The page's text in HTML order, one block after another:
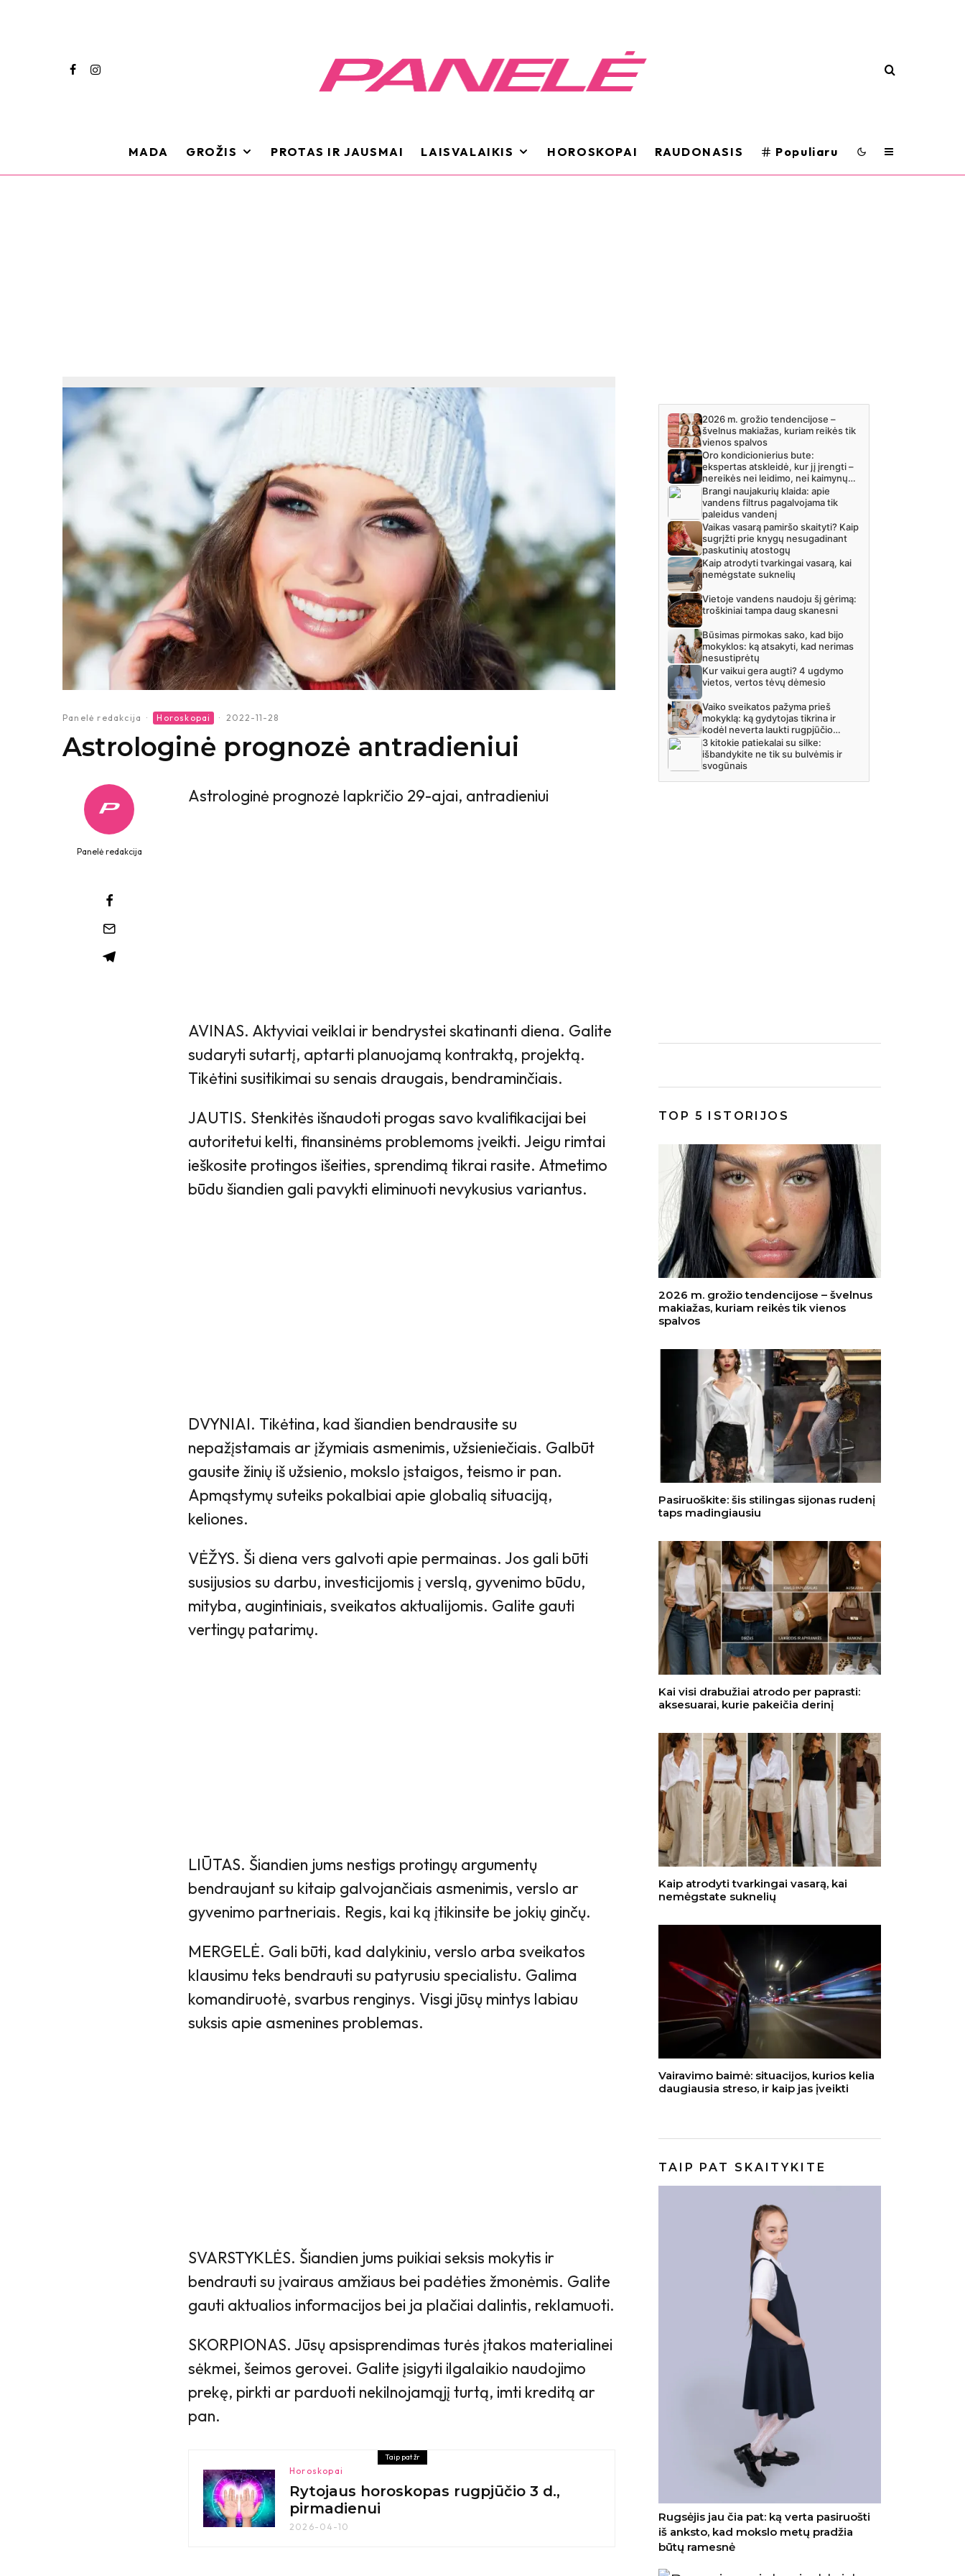
MADA GROŽIS PROTAS IR JAUSMAI LAISVALAIKIS HOROSKOPAI RAUDONASIS Populiaru
Panelė redakcija · Horoskopai · 2022-11-28
Astrologinė prognozė antradieniui
Panelė redakcija
Astrologinė prognozė lapkričio 29-ajai, antradieniui
AVINAS. Aktyviai veiklai ir bendrystei skatinanti diena. Galite
sudaryti sutartį, aptarti planuojamą kontraktą, projektą.
Tikėtini susitikimai su senais draugais, bendraminčiais.
JAUTIS. Stenkitės išnaudoti progas savo kvalifikacijai bei
autoritetui kelti, finansinėms problemoms įveikti. Jeigu rimtai
ieškosite protingos išeities, sprendimą tikrai rasite. Atmetimo
būdu šiandien gali pavykti eliminuoti nevykusius variantus.
DVYNIAI. Tikėtina, kad šiandien bendrausite su
nepažįstamais ar įžymiais asmenimis, užsieniečiais. Galbūt
gausite žinių iš užsienio, mokslo įstaigos, teismo ir pan.
Apmąstymų suteiks pokalbiai apie globalią situaciją,
keliones.
VĖŽYS. Ši diena vers galvoti apie permainas. Jos gali būti
susijusios su darbu, investicijomis į verslą, gyvenimo būdu,
mityba, augintiniais, sveikatos aktualijomis. Galite gauti
vertingų patarimų.
LIŪTAS. Šiandien jums nestigs protingų argumentų
bendraujant su kitaip galvojančiais asmenimis, verslo ar
gyvenimo partneriais. Regis, kai ką įtikinsite be jokių ginčų.
MERGELĖ. Gali būti, kad dalykiniu, verslo arba sveikatos
klausimu teks bendrauti su patyrusiu specialistu. Galima
komandiruotė, svarbus renginys. Visgi jūsų mintys labiau
suksis apie asmenines problemas.
SVARSTYKLĖS. Šiandien jums puikiai seksis mokytis ir
bendrauti su įvairaus amžiaus bei padėties žmonėmis. Galite
gauti aktualios informacijos bei ja plačiai dalintis, reklamuoti.
SKORPIONAS. Jūsų apsisprendimas turės įtakos materialinei
sėkmei, šeimos gerovei. Galite įsigyti ilgalaikio naudojimo
prekę, pirkti ar parduoti nekilnojamąjį turtą, imti kreditą ar
pan.
Taip pat žr
Horoskopai
Rytojaus horoskopas rugpjūčio 3 d.,
pirmadienui
2026-04-10
TOP 5 ISTORIJOS
2026 m. grožio tendencijose – švelnus
makiažas, kuriam reikės tik vienos
spalvos
Pasiruoškite: šis stilingas sijonas rudenį
taps madingiausiu
Kai visi drabužiai atrodo per paprasti:
aksesuarai, kurie pakeičia derinį
Kaip atrodyti tvarkingai vasarą, kai
nemėgstate suknelių
Vairavimo baimė: situacijos, kurios kelia
daugiausia streso, ir kaip jas įveikti
TAIP PAT SKAITYKITE
Rugsėjis jau čia pat: ką verta pasiruošti
iš anksto, kad mokslo metų pradžia
būtų ramesnė